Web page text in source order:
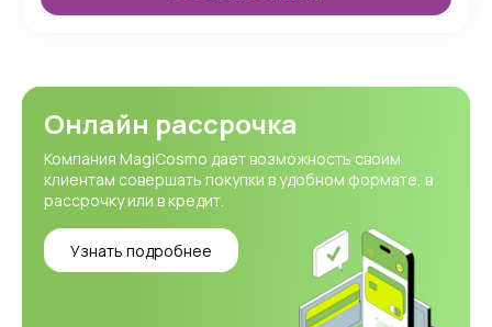
Онлайн рассрочка
Компания MagiCosmo дает возможность своим
клиентам совершать покупки в удобном формате, в
рассрочку или в кредит.
Узнать подробнее